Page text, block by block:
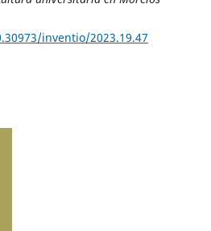
inventio/2023.19.47